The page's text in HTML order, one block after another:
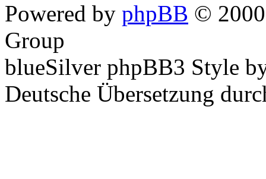
Powered by phpBB ©
Group
blueSilver phpBB3 Style
Deutsche Übersetzung